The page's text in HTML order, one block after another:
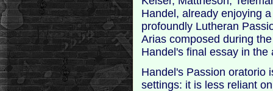
Handel, already enjoying
profoundly Lutheran
Arias composed during
Handel's final essay in
Handel's Passion oratorio
settings: it is less reliant